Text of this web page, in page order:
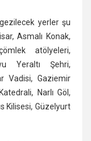
yerler şu
Asmalı Konak,
atölyeleri,
Yeraltı Şehri,
Vadisi, Gaziemir
Narlı Göl,
Kilisesi, Güzelyurt